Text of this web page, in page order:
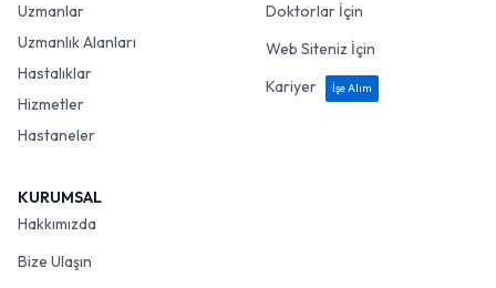
Uzmanlar
Uzmanlık Alanları
Hastalıklar
Hizmetler
Hastaneler
Doktorlar İçin
Web Siteniz İçin
Kariyer
İşe Alım
KURUMSAL
Hakkımızda
Bize Ulaşın